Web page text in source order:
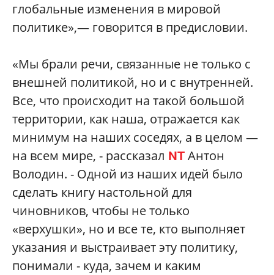
глобальные изменения в мировой
политике»,— говорится в предисловии.
«Мы брали речи, связанные не только с
внешней политикой, но и с внутренней.
Все, что происходит на такой большой
территории, как наша, отражается как
минимум на наших соседях, а в целом —
на всем мире, - рассказал NTАнтон
Володин. - Одной из наших идей было
сделать книгу настольной для
чиновников, чтобы не только
«верхушки», но и все те, кто выполняет
указания и выстраивает эту политику,
понимали - куда, зачем и каким